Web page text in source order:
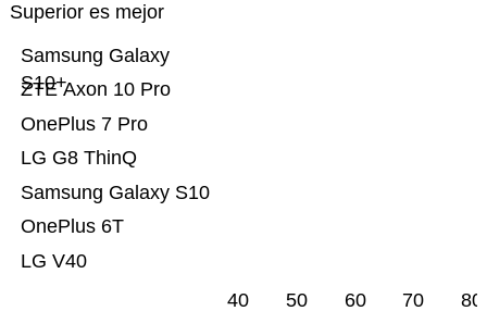
Superior es mejor
LG V40
OnePlus 6T
Samsung Galaxy S10
LG G8 ThinQ
OnePlus 7 Pro
ZTE Axon 10 Pro
Samsung Galaxy
S10+
40 50 60 70 80